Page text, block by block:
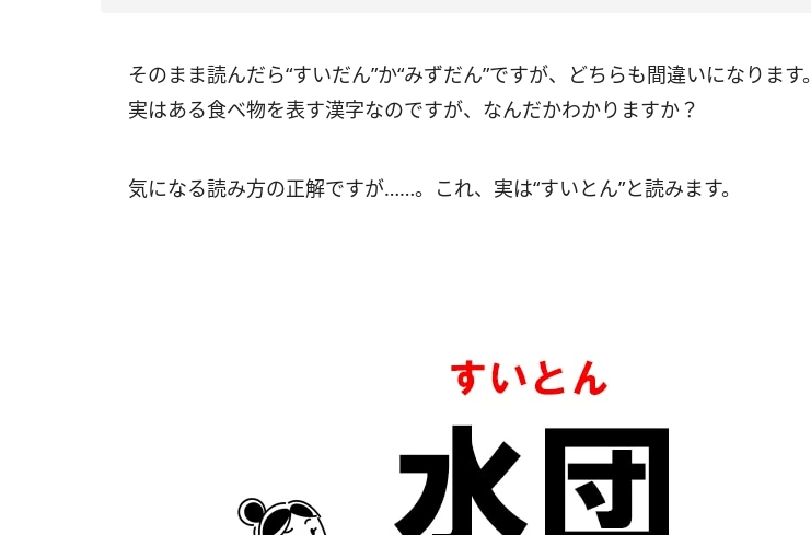
そのまま読んだら“すいだん”か“みずだん”ですが、どちらも間違いになります。
実はある食べ物を表す漢字なのですが、なんだかわかりますか？
気になる読み方の正解ですが……。これ、実は“すいとん”と読みます。